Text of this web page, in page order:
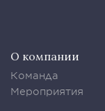
О компании
Команда
Мероприятия